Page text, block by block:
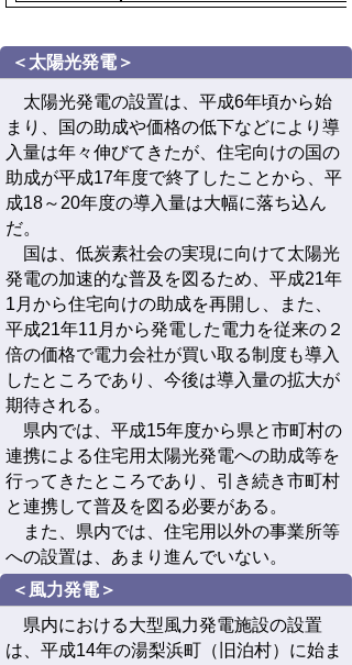
＜太陽光発電＞
太陽光発電の設置は、平成6年頃から始
まり、国の助成や価格の低下などにより導
入量は年々伸びてきたが、住宅向けの国の
助成が平成17年度で終了したことから、平
成18～20年度の導入量は大幅に落ち込ん
だ。
国は、低炭素社会の実現に向けて太陽光
発電の加速的な普及を図るため、平成21年
1月から住宅向けの助成を再開し、また、
平成21年11月から発電した電力を従来の２
倍の価格で電力会社が買い取る制度も導入
したところであり、今後は導入量の拡大が
期待される。
県内では、平成15年度から県と市町村の
連携による住宅用太陽光発電への助成等を
行ってきたところであり、引き続き市町村
と連携して普及を図る必要がある。
また、県内では、住宅用以外の事業所等
への設置は、あまり進んでいない。
＜風力発電＞
県内における大型風力発電施設の設置
は、平成14年の湯梨浜町（旧泊村）に始ま